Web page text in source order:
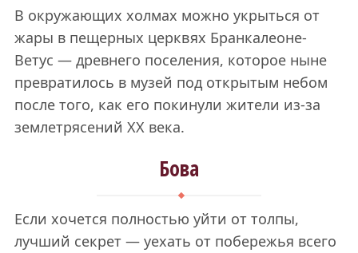
В окружающих холмах можно укрыться от
жары в пещерных церквях Бранкалеоне-
Ветус — древнего поселения, которое ныне
превратилось в музей под открытым небом
после того, как его покинули жители из-за
землетрясений ХХ века.
Бова
Если хочется полностью уйти от толпы,
лучший секрет — уехать от побережья всего